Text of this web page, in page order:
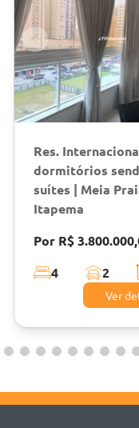
Res.
dormitórios
suítes | Meia
Itapema
Por R$
4
2
Ver